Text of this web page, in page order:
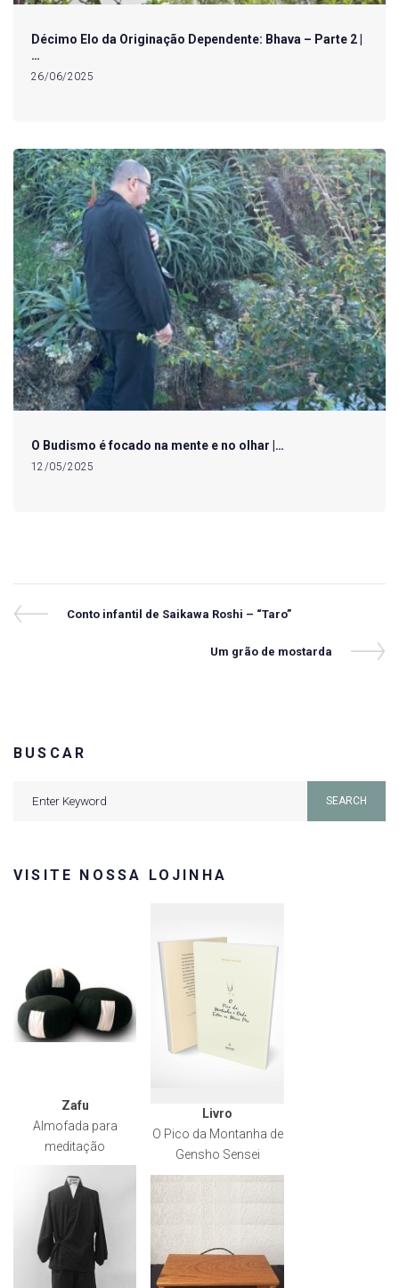
Décimo Elo da Originação Dependente: Bhava – Parte 2 |
…
26/06/2025
O Budismo é focado na mente e no olhar |…
12/05/2025
Navegação
Previous
Conto infantil de Saikawa Roshi – “Taro”
Next
Um grão de mostarda
BUSCAR
SEARCH
VISITE NOSSA LOJINHA
Zafu
Almofada para
meditação
Livro
O Pico da Montanha de
Gensho Sensei